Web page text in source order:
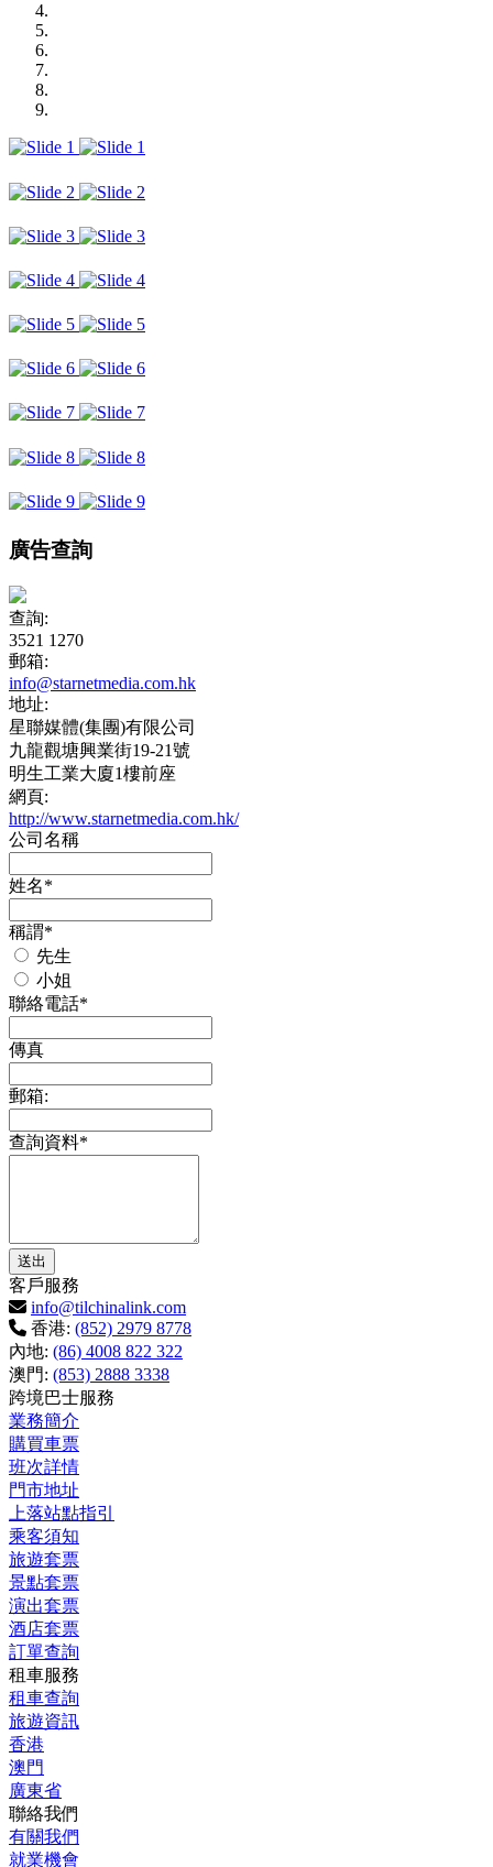
廣告查詢
查詢:
3521 1270
郵箱:
info@starnetmedia.com.hk
地址:
星聯媒體(集團)有限公司
九龍觀塘興業街19-21號
明生工業大廈1樓前座
網頁:
http://www.starnetmedia.com.hk/
公司名稱
姓名*
稱謂*
先生
小姐
聯絡電話*
傳真
郵箱:
查詢資料*
客戶服務
info@tilchinalink.com
香港: (852) 2979 8778
內地: (86) 4008 822 322
澳門: (853) 2888 3338
跨境巴士服務
業務簡介
購買車票
班次詳情
門市地址
上落站點指引
乘客須知
旅遊套票
景點套票
演出套票
酒店套票
訂單查詢
租車服務
租車查詢
旅遊資訊
香港
澳門
廣東省
聯絡我們
有關我們
就業機會